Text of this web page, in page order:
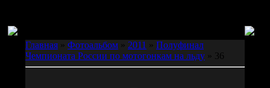
Главная » Фотоальбом » 2011 » Полуфинал
Чемпионата России по мотогонкам на льду » 36